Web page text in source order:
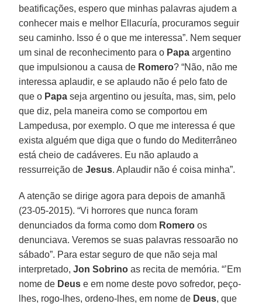
beatificações, espero que minhas palavras ajudem a
conhecer mais e melhor Ellacuría, procuramos seguir
seu caminho. Isso é o que me interessa”. Nem sequer
um sinal de reconhecimento para o Papa argentino
que impulsionou a causa de Romero? “Não, não me
interessa aplaudir, e se aplaudo não é pelo fato de
que o Papa seja argentino ou jesuíta, mas, sim, pelo
que diz, pela maneira como se comportou em
Lampedusa, por exemplo. O que me interessa é que
exista alguém que diga que o fundo do Mediterrâneo
está cheio de cadáveres. Eu não aplaudo a
ressurreição deJesus. Aplaudir não é coisa minha”.
A atenção se dirige agora para depois de amanhã
(23-05-2015). “Vi horrores que nunca foram
denunciados da forma como dom Romero os
denunciava. Veremos se suas palavras ressoarão no
sábado”. Para estar seguro de que não seja mal
interpretado,Jon Sobrino as recita de memória. “’Em
nome de Deus e em nome deste povo sofredor, peço-
lhes, rogo-lhes, ordeno-lhes, em nome de Deus, que